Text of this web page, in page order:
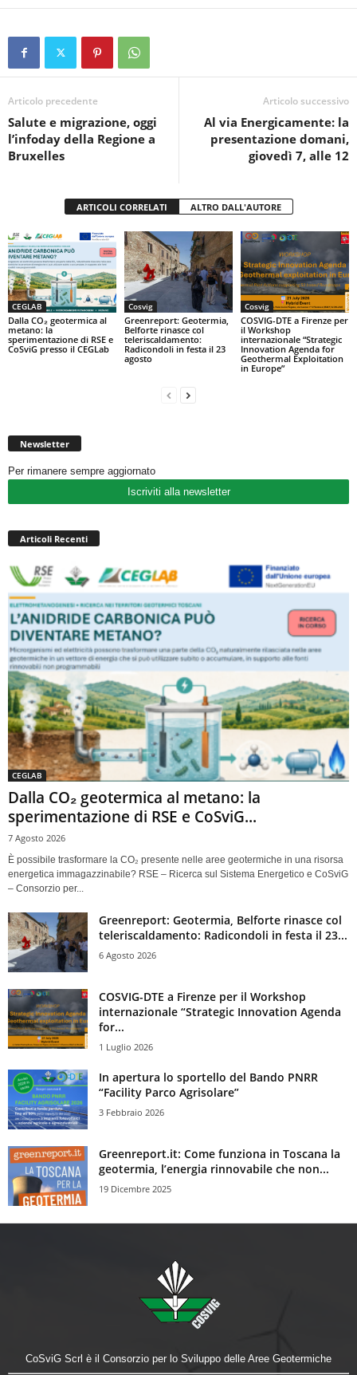
c
b
o
o
k
tt
at
s
A
p
t
vi
Articolo precedente
Salute e migrazione, oggi
l’infoday della Regione a
Bruxelles
Articolo successivo
Al via Energicamente: la
presentazione domani,
giovedì 7, alle 12
ARTICOLI CORRELATI ALTRO DALL'AUTORE
CEGLAB
Dalla CO₂ geotermica al
metano: la
sperimentazione di RSE e
CoSviG presso il CEGLab
Cosvig
Greenreport: Geotermia,
Belforte rinasce col
teleriscaldamento:
Radicondoli in festa il 23
agosto
Cosvig
COSVIG-DTE a Firenze per
il Workshop
internazionale “Strategic
Innovation Agenda for
Geothermal Exploitation
in Europe”
Newsletter
Per rimanere sempre aggiornato
Iscriviti alla newsletter
Articoli Recenti
CEGLAB
Dalla CO₂ geotermica al metano: la
sperimentazione di RSE e CoSviG...
7 Agosto 2026
È possibile trasformare la CO₂ presente nelle aree geotermiche in una risorsa
energetica immagazzinabile? RSE – Ricerca sul Sistema Energetico e CoSviG
– Consorzio per...
Greenreport: Geotermia, Belforte rinasce col
teleriscaldamento: Radicondoli in festa il 23...
6 Agosto 2026
COSVIG-DTE a Firenze per il Workshop
internazionale “Strategic Innovation Agenda
for...
1 Luglio 2026
In apertura lo sportello del Bando PNRR
“Facility Parco Agrisolare”
3 Febbraio 2026
Greenreport.it: Come funziona in Toscana la
geotermia, l’energia rinnovabile che non...
19 Dicembre 2025
CoSviG Scrl è il Consorzio per lo Sviluppo delle Aree Geotermiche